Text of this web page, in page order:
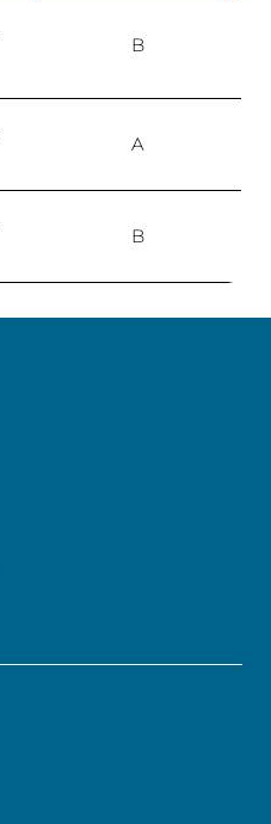
B
A
B